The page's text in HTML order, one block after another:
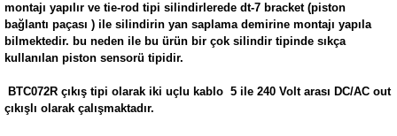
montajı yapılır ve tie-rod tipi silindirlerede dt-7 bracket (piston
bağlantı paçası ) ile silindirin yan saplama demirine montajı yapıla
bilmektedir. bu neden ile bu ürün bir çok silindir tipinde sıkça
kullanılan piston sensorü tipidir.
BTC072R çıkış tipi olarak iki uçlu kablo 5 ile 240 Volt arası DC/AC out
çıkışlı olarak çalışmaktadır.